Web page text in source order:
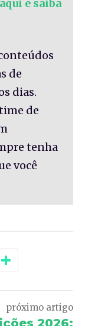
e saiba
de
dias.
de
tenha
você
próximo artigo